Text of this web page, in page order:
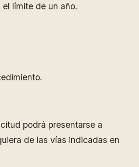
límite de un año.
podrá presentarse a
de las vías indicadas en